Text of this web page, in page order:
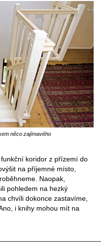
něco zajímavého
koridor z přízemí do
na příjemné místo,
Naopak,
pohledem na hezký
chvíli dokonce zastavíme,
i knihy mohou mít na